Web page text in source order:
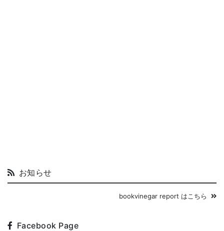
お知らせ
bookvinegar report はこちら
Facebook Page